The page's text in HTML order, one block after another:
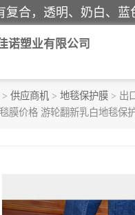
诺塑业有限公司
> 供应商机 > 地毯保护膜 > 出
膜价格 游轮翻新乳白地毯保
包装膜